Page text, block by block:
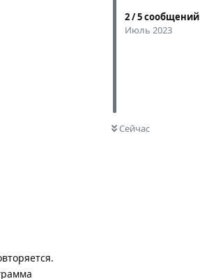
2/5сообщений
Июль 2023
Сейчас